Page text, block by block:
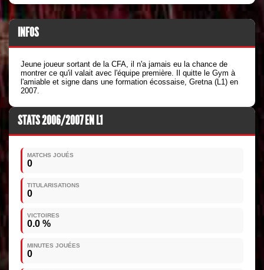
INFOS
Jeune joueur sortant de la CFA, il n'a jamais eu la chance de
montrer ce qu'il valait avec l'équipe première. Il quitte le Gym à
l'amiable et signe dans une formation écossaise, Gretna (L1) en
2007.
STATS 2006/2007 EN L1
MATCHS JOUÉS
0
TITULARISATIONS
0
VICTOIRES
0.0 %
MINUTES JOUÉES
0